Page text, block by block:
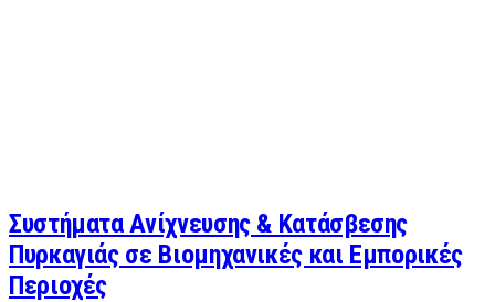
Συστήματα Ανίχνευσης & Κατάσβεσης
Πυρκαγιάς σε Βιομηχανικές και Εμπορικές
Περιοχές